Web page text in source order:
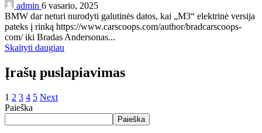
admin 6 vasario, 2025
BMW dar neturi nurodyti galutinės datos, kai „M3“ elektrinė versija
pateks į rinką https://www.carscoops.com/author/bradcarscoops-
com/ iki Bradas Andersonas...
Skaityti daugiau
Įrašų puslapiavimas
1 2 3 4 5 Next
Paieška
Paieška